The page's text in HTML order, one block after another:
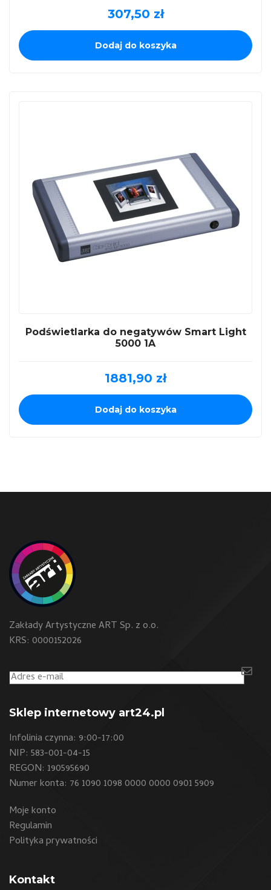
307,50 zł
Dodaj do koszyka
Podświetlarka do negatywów Smart Light
5000 1A
1881,90 zł
Dodaj do koszyka
Zakłady Artystyczne ART Sp. z o.o.
KRS: 0000152026
Sklep internetowy art24.pl
Infolinia czynna: 9:00-17:00
NIP: 583-001-04-15
REGON: 190595690
Numer konta: 76 1090 1098 0000 0000 0901 5909
Moje konto
Regulamin
Polityka prywatności
Kontakt